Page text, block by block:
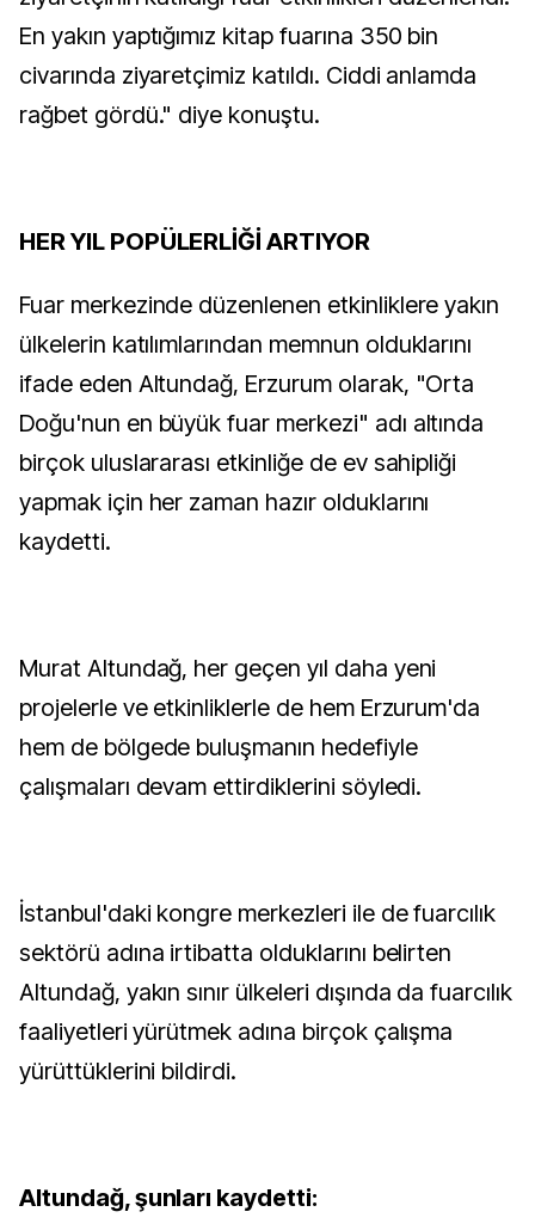
En yakın yaptığımız kitap fuarına 350 bin
civarında ziyaretçimiz katıldı. Ciddi anlamda
rağbet gördü." diye konuştu.
HER YIL POPÜLERLİĞİ ARTIYOR
Fuar merkezinde düzenlenen etkinliklere yakın
ülkelerin katılımlarından memnun olduklarını
ifade eden Altundağ, Erzurum olarak, "Orta
Doğu'nun en büyük fuar merkezi" adı altında
birçok uluslararası etkinliğe de ev sahipliği
yapmak için her zaman hazır olduklarını
kaydetti.
Murat Altundağ, her geçen yıl daha yeni
projelerle ve etkinliklerle de hem Erzurum'da
hem de bölgede buluşmanın hedefiyle
çalışmaları devam ettirdiklerini söyledi.
İstanbul'daki kongre merkezleri ile de fuarcılık
sektörü adına irtibatta olduklarını belirten
Altundağ, yakın sınır ülkeleri dışında da fuarcılık
faaliyetleri yürütmek adına birçok çalışma
yürüttüklerini bildirdi.
Altundağ, şunları kaydetti: